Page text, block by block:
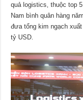
quả logistics, thuộc top
Nam bình quân hàng
đưa tổng kim ngạch
tỷ USD.